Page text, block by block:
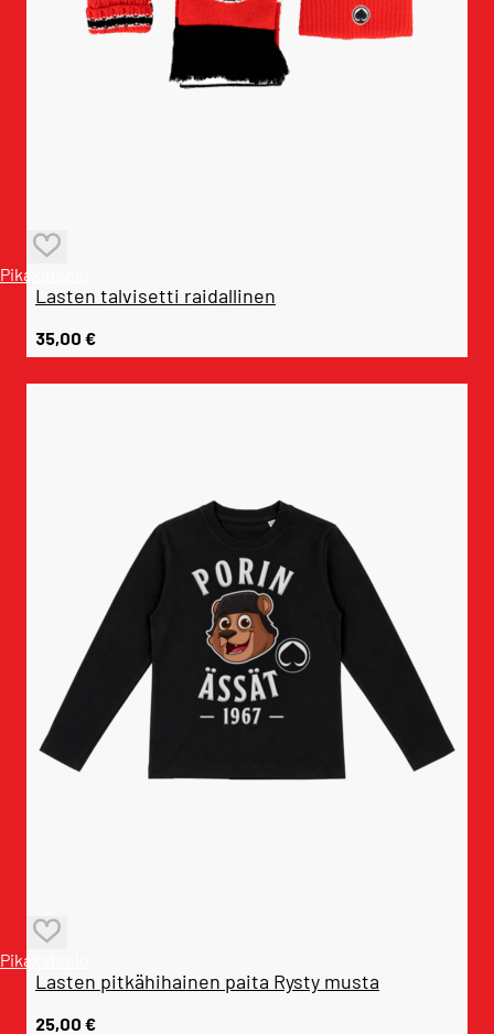
Pikakatselu
Lasten talvisetti raidallinen
35,00 €
Pikakatselu
Lasten pitkähihainen paita Rysty musta
25,00 €